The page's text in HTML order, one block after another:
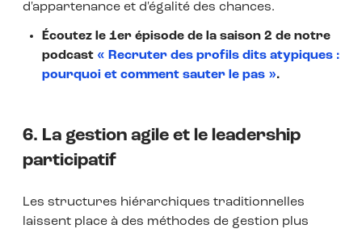
d'appartenance et d'égalité des chances.
Écoutez le 1er épisode de la saison 2 de notre
podcast « Recruter des profils dits atypiques :
pourquoi et comment sauter le pas ».
6. La gestion agile et le leadership
participatif
Les structures hiérarchiques traditionnelles
laissent place à des méthodes de gestion plus